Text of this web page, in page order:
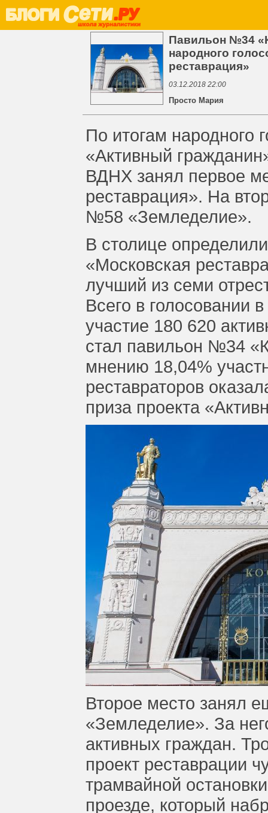
Павильон №34
народного
реставрация»
03.12.2018 22:00
Просто Мария
По итогам народного
«Активный
ВДНХ занял первое
реставрация». На
№58 «Земледелие».
В столице
«Московская
лучший из семи
Всего в голосовании
участие 180 620
стал павильон №34
мнению 18,04%
реставраторов
приза проекта
Второе место занял
«Земледелие». За
активных граждан.
проект реставрации
трамвайной
проезде, который